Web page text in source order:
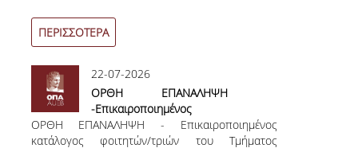
ΜΕΤΑΠΤΥΧΙΑΚΕΣ ΣΠΟΥΔΕΣ
ΜΕΤΑΠΤΥΧΙΑΚΕΣ ΣΠΟΥΔΕΣ
ΔΙΔΑΚΤΟΡΙΚΕΣ ΣΠΟΥΔΕΣ
ΠΙΝΑΚΑΣ ΥΠΟΨΗΦΙΩΝ ΔΙΔΑΚΤΟΡΩΝ
ΠΕΡΙΣΣΟΤΕΡΑ
22-07-2026
ΟΡΘΗ ΕΠΑΝΑΛΗΨΗ
-Επικαιροποιημένος
κατάλογος φοιτητών/τριών
του Τμήματος Οργάνωσης
ΟΡΘΗ ΕΠΑΝΑΛΗΨΗ - Επικαιροποιημένος
κατάλογος φοιτητών/τριών του Τμήματος